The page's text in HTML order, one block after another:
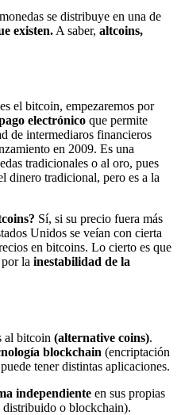
se distribuye en una de
existen. A saber, altcoins,
el bitcoin, empezaremos por
electrónico que permite
de intermediaros financieros
en 2009. Es una
tradicionales o al oro, pues
dinero tradicional, pero es a la
Sí, si su precio fuera más
Unidos se veían con cierta
en bitcoins. Lo cierto es que
la inestabilidad de la
al bitcoin (alternative coins).
blockchain (encriptación
tener distintas aplicaciones.
independiente en sus propias
o blockchain).